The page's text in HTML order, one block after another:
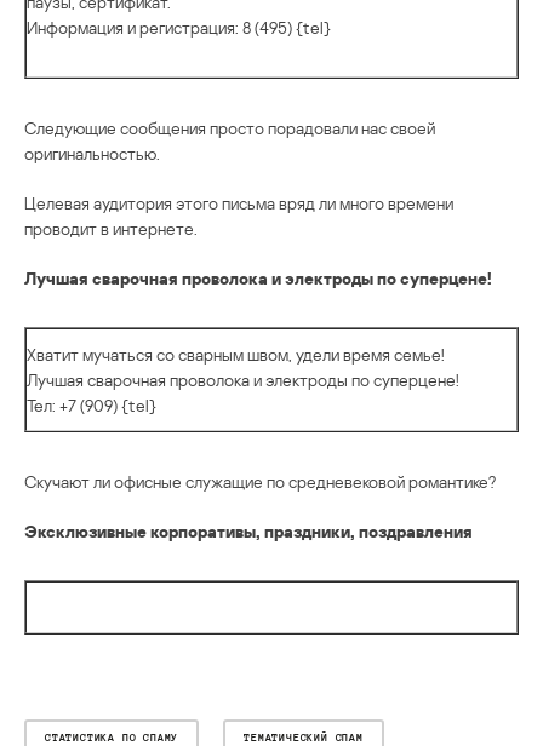
Информация и регистрация: 8 (495) {tel}
Следующие сообщения просто порадовали нас своей
оригинальностью.
Целевая аудитория этого письма вряд ли много времени
проводит в интернете.
Лучшая сварочная проволока и электроды по суперцене!
Хватит мучаться со сварным швом, удели время семье!
Лучшая сварочная проволока и электроды по суперцене!
Тел: +7 (909) {tel}
Скучают ли офисные служащие по средневековой романтике?
Эксклюзивные корпoративы, праздники, пoздравления
СТАТИСТИКА ПО СПАМУ ТЕМАТИЧЕСКИЙ СПАМ